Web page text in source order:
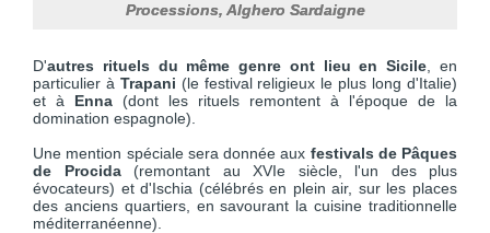
Processions, Alghero Sardaigne
D'autres rituels du même genre ont lieu en Sicile , en
particulier à Trapani (le festival religieux le plus long d'Italie)
et à Enna (dont les rituels remontent à l'époque de la
domination espagnole).
Une mention spéciale sera donnée aux festivals de Pâques
de Procida(remontant au XVIe siècle, l'un des plus
évocateurs) et d'Ischia (célébrés en plein air, sur les places
des anciens quartiers, en savourant la cuisine traditionnelle
méditerranéenne).